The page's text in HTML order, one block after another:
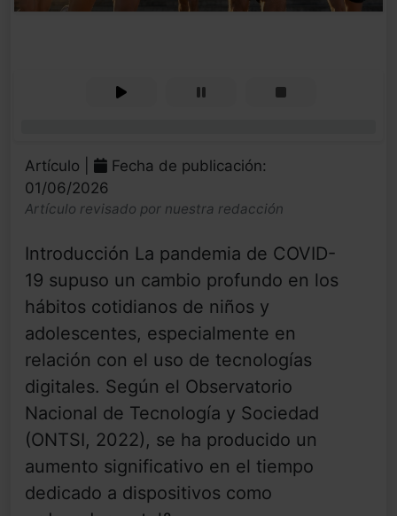
Artículo |
Fecha de publicación:
01/06/2026
Artículo revisado por nuestra redacción
Introducción La pandemia de COVID-
19 supuso un cambio profundo en los
hábitos cotidianos de niños y
adolescentes, especialmente en
relación con el uso de tecnologías
digitales. Según el Observatorio
Nacional de Tecnología y Sociedad
(ONTSI, 2022), se ha producido un
aumento significativo en el tiempo
dedicado a dispositivos como